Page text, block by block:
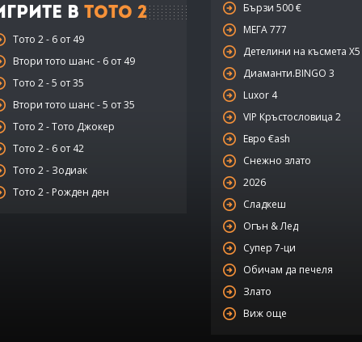
в Тото 2
Тото 2 - 6 от 49
Втори тото шанс - 6 от 49
Тото 2 - 5 от 35
Втори тото шанс - 5 от 35
Тото 2 - Тото Джокер
Тото 2 - 6 от 42
Тото 2 - Зодиак
Тото 2 - Рожден ден
Бързи 500 €
МЕГА 777
Детелини на късмета Х5
Диаманти.BINGO 3
Luxor 4
VIP Кръстословица 2
Евро €ash
Снежно злато
2026
Сладкеш
Огън & Лед
Супер 7-ци
Обичам да печеля
Злато
Виж още